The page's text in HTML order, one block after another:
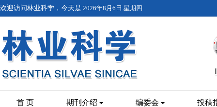
欢迎访问林业科学，今天是 2026年8月6日 星期四
首 页 期刊介绍 编委会 投稿